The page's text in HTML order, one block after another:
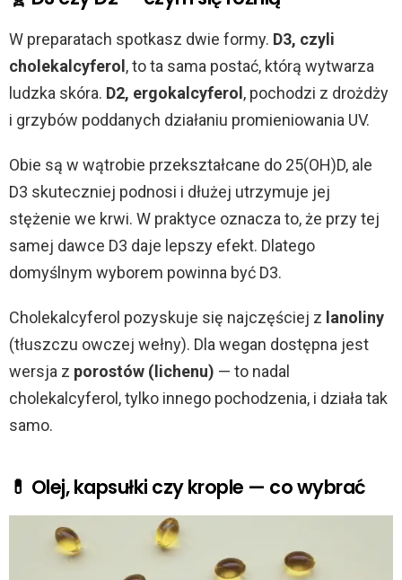
W preparatach spotkasz dwie formy. D3, czyli
cholekalcyferol , to ta sama postać, którą wytwarza
ludzka skóra. D2, ergokalcyferol , pochodzi z drożdży
i grzybów poddanych działaniu promieniowania UV.
Obie są w wątrobie przekształcane do 25(OH)D, ale
D3 skuteczniej podnosi i dłużej utrzymuje jej
stężenie we krwi. W praktyce oznacza to, że przy tej
samej dawce D3 daje lepszy efekt. Dlatego
domyślnym wyborem powinna być D3.
Cholekalcyferol pozyskuje się najczęściej z lanoliny
(tłuszczu owczej wełny). Dla wegan dostępna jest
wersja z porostów (lichenu) — to nadal
cholekalcyferol, tylko innego pochodzenia, i działa tak
samo.
💊 Olej, kapsułki czy krople — co wybrać